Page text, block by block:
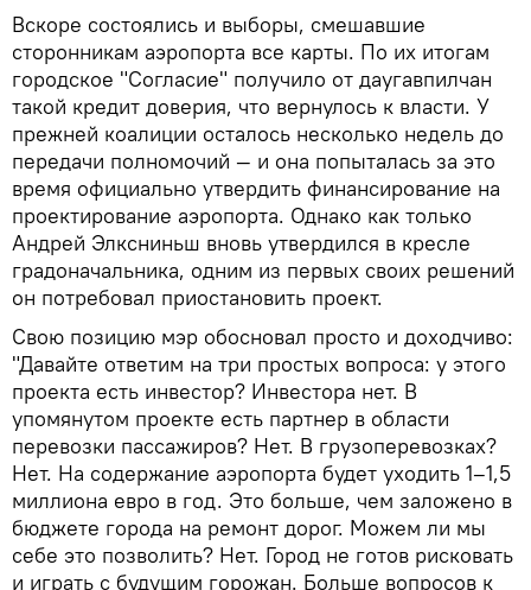
Вскоре состоялись и выборы, смешавшие
сторонникам аэропорта все карты. По их итогам
городское "Согласие" получило от даугавпилчан
такой кредит доверия, что вернулось к власти. У
прежней коалиции осталось несколько недель до
передачи полномочий — и она попыталась за это
время официально утвердить финансирование на
проектирование аэропорта. Однако как только
Андрей Элксниньш вновь утвердился в кресле
градоначальника, одним из первых своих решений
он потребовал приостановить проект.
Свою позицию мэр обосновал просто и доходчиво:
"Давайте ответим на три простых вопроса: у этого
проекта есть инвестор? Инвестора нет. В
упомянутом проекте есть партнер в области
перевозки пассажиров? Нет. В грузоперевозках?
Нет. На содержание аэропорта будет уходить 1–1,5
миллиона евро в год. Это больше, чем заложено в
бюджете города на ремонт дорог. Можем ли мы
себе это позволить? Нет. Город не готов рисковать
и играть с будущим горожан. Больше вопросов к